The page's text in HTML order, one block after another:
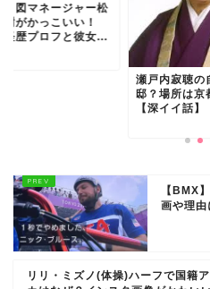
り図マネージャー松
樹がかっこいい！
歴プロフと彼女...
瀬戸内寂聴の
邸？場所は京
【深イイ話】
【BMX
画や理
リリ・ミズノ(体操)ハーフで国籍ア